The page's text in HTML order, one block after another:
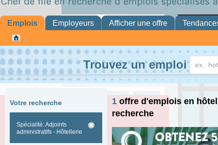
Emplois Employeurs Afficher une offre
Trouvez un emploi
Votre recherche
Spécialité: Adjoints
administratifs - Hôtellerie
1 offre d'emplois en
recherche